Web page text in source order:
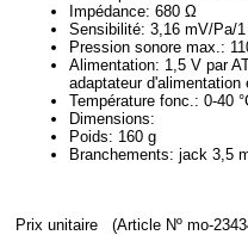
Impédance: 680 Ω
Sensibilité: 3,16 mV/Pa/
Pression sonore max.:
Alimentation: 1,5 V par
adaptateur d'alimentation
Température fonc.: 0-40
Dimensions:
Poids: 160 g
Branchements: jack 3,5
Prix unitaire (Article Nº mo-